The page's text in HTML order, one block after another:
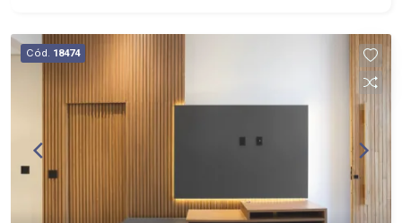
Cód. 18474